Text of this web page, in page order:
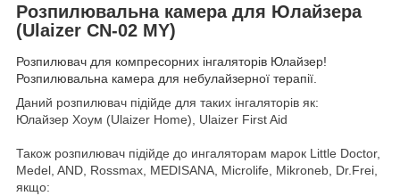
Розпилювальна камера для Юлайзера
(Ulaizer CN-02 MY)
Розпилювач для компресорних інгаляторів Юлайзер!
Розпилювальна камера для небулайзерної терапії.
Даний розпилювач підійде для таких інгаляторів як:
Юлайзер Хоум (Ulaizer Home), Ulaizer First Aid
Також розпилювач підійде до ингаляторам марок Little Doctor,
Medel, AND, Rossmax, MEDISANA, Microlife, Mikroneb, Dr.Frei,
якщо: